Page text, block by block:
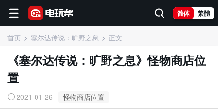
简体 繁體
首页 塞尔达传说：旷野之息 正文
《塞尔达传说：旷野之息》怪物商店位
置
2021-01-26 怪物商店位置